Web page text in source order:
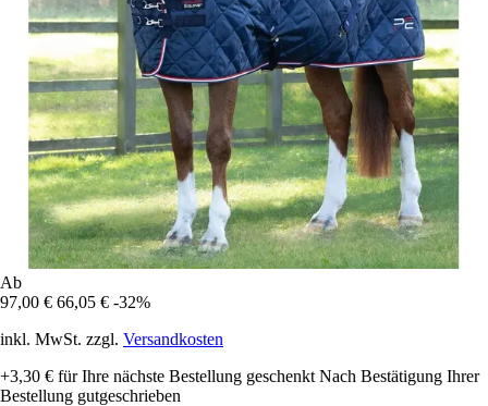
Ab
97,00 € 66,05 € -32%
inkl. MwSt. zzgl. Versandkosten
+3,30 € für Ihre nächste Bestellung geschenkt Nach Bestätigung Ihrer
Bestellung gutgeschrieben